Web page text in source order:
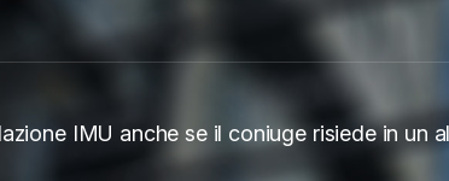
IMU anche se il coniuge risiede in un